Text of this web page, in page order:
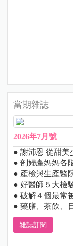
當期雜誌
2026年7月號
● 謝沛恩 從甜美
● 剖婦產媽媽各
● 產檢與生產醫
● 好醫師５大檢
● 破解４個最常
● 藥膳、茶飲、
雜誌訂閱